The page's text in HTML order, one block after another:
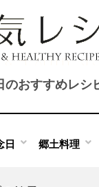
おすすめレシ
日 郷土料理